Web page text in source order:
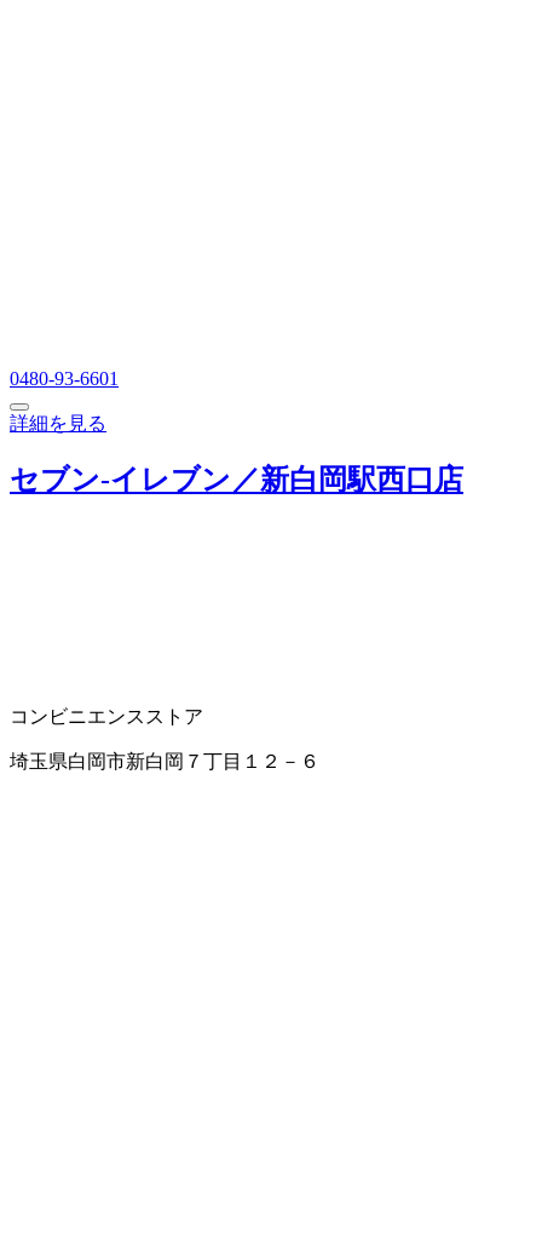
0480-93-6601
詳細を見る
セブン‐イレブン／新白岡駅西口店
コンビニエンスストア
埼玉県白岡市新白岡７丁目１２－６